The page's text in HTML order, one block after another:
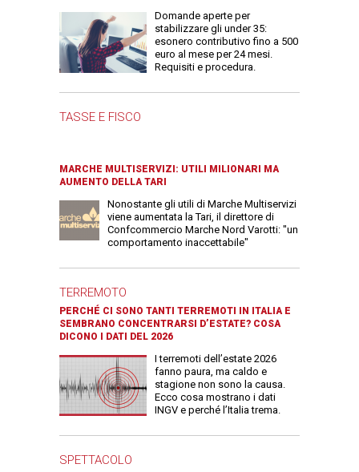
Domande aperte per
stabilizzare gli under 35:
esonero contributivo fino a 500
euro al mese per 24 mesi.
Requisiti e procedura.
TASSE E FISCO
MARCHE MULTISERVIZI: UTILI MILIONARI MA
AUMENTO DELLA TARI
Nonostante gli utili di Marche Multiservizi
viene aumentata la Tari, il direttore di
Confcommercio Marche Nord Varotti: "un
comportamento inaccettabile"
TERREMOTO
PERCHÉ CI SONO TANTI TERREMOTI IN ITALIA E
SEMBRANO CONCENTRARSI D’ESTATE? COSA
DICONO I DATI DEL 2026
I terremoti dell’estate 2026
fanno paura, ma caldo e
stagione non sono la causa.
Ecco cosa mostrano i dati
INGV e perché l’Italia trema.
SPETTACOLO